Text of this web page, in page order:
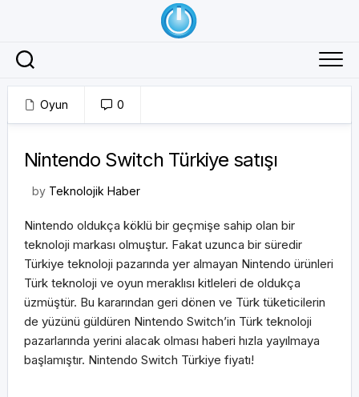
Oyun 0
Nintendo Switch Türkiye satışı
by Teknolojik Haber
Nintendo oldukça köklü bir geçmişe sahip olan bir
teknoloji markası olmuştur. Fakat uzunca bir süredir
Türkiye teknoloji pazarında yer almayan Nintendo ürünleri
Türk teknoloji ve oyun meraklısı kitleleri de oldukça
üzmüştür. Bu kararından geri dönen ve Türk tüketicilerin
de yüzünü güldüren Nintendo Switch’in Türk teknoloji
pazarlarında yerini alacak olması haberi hızla yayılmaya
başlamıştır. Nintendo Switch Türkiye fiyatı!